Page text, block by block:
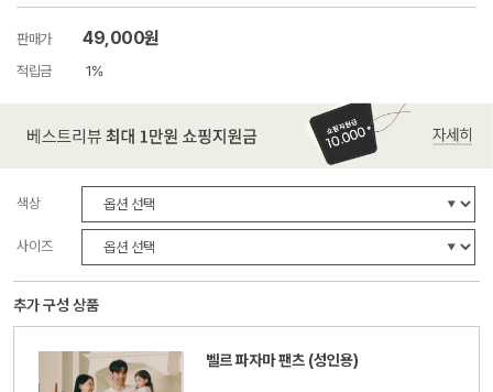
판매가 49,000원
적립금 1%
색상
사이즈
추가 구성 상품
벨르 파자마 팬츠 (성인용)